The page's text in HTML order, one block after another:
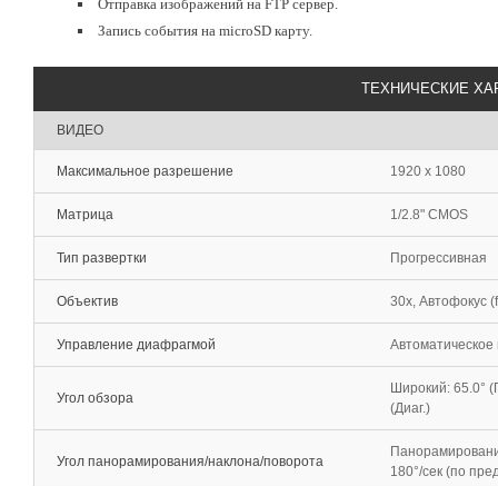
Отправка изображений на FTP сервер.
Запись события на microSD карту.
ТЕХНИЧЕСКИЕ
ВИДЕО
Максимальное разрешение 1920 x 1080
Матрица 1/2.8" CMOS
Тип развертки Прогрессивная
Объектив 30х, Автофокус
Управление диафрагмой
Угол обзора
Широкий: 65.0°
(Диаг.)
Угол панорамирования/наклона/поворота
180°/сек (по